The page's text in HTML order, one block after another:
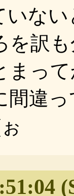
いな
を訳
まっ
間違